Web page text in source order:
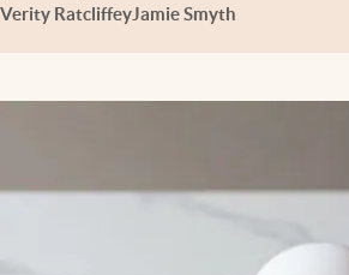
Verity RatcliffeyJamie Smyth